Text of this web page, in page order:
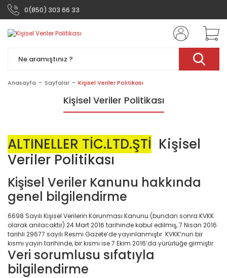
0(850) 303 66 33
Anasayfa Sayfalar Kişisel Veriler Politikası
Kişisel Veriler Politikası
ALTINELLER TİC.LTD.ŞTİ Kişisel
Veriler Politikası
Kişisel Veriler Kanunu hakkında
genel bilgilendirme
6698 Sayılı Kişisel Verilerin Korunması Kanunu (bundan sonra KVKK
olarak anılacaktır) 24 Mart 2016 tarihinde kabul edilmiş, 7 Nisan 2016
tarihli 29677 sayılı Resmi Gazete’de yayınlanmıştır. KVKK’nun bir
kısmı yayın tarihinde, bir kısmı ise 7 Ekim 2016’da yürürlüğe girmiştir.
Veri sorumlusu sıfatıyla
bilgilendirme